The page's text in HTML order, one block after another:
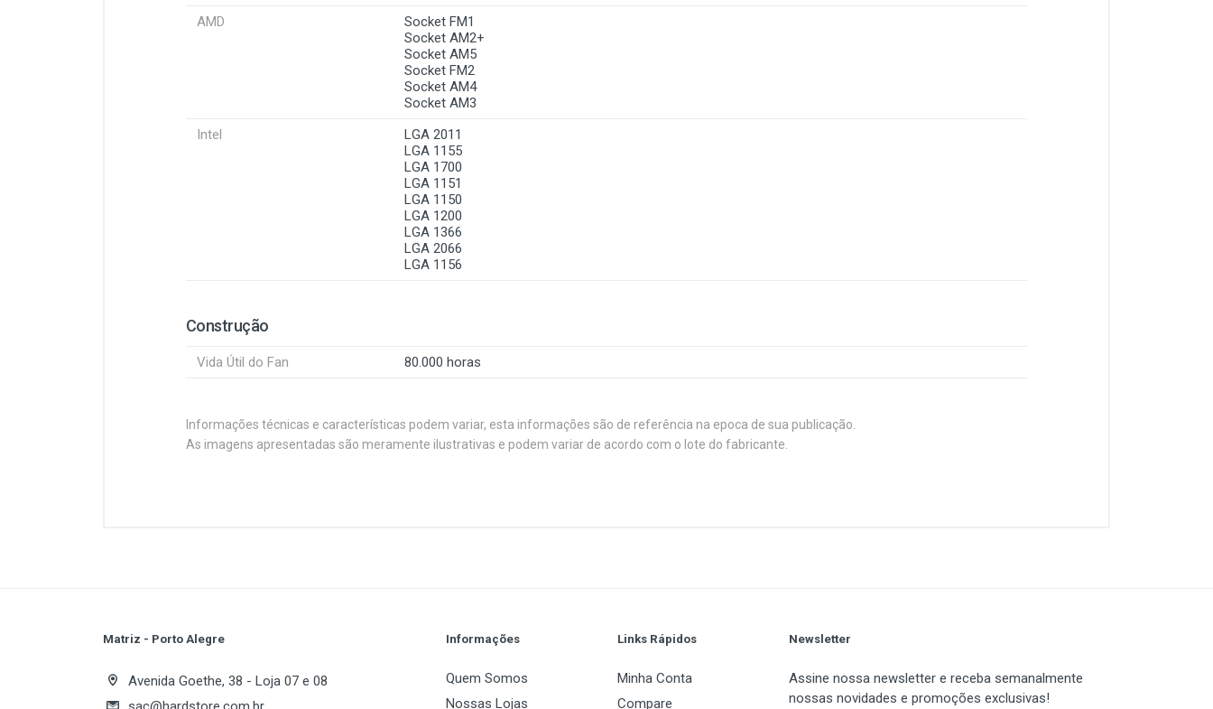
AMD
Socket FM1
Socket AM2+
Socket AM5
Socket FM2
Socket AM4
Socket AM3
Intel
LGA 2011
LGA 1155
LGA 1700
LGA 1151
LGA 1150
LGA 1200
LGA 1366
LGA 2066
LGA 1156
Construção
Vida Útil do Fan 80.000 horas
Informações técnicas e características podem variar, esta informações são de referência na epoca de sua publicação.
As imagens apresentadas são meramente ilustrativas e podem variar de acordo com o lote do fabricante.
Fluxo de Ar (CFM)
67.3FM (MAX)
30dB(A)
Tipo de Rolamento
Rolamento Hidráulico
Matriz - Porto Alegre
Avenida Goethe, 38 - Loja 07 e 08
Informações
Quem Somos
Nossas Lojas
Links Rápidos
Minha Conta
Compare
Newsletter
Assine nossa newsletter e receba semanalmente
nossas novidades e promoções exclusivas!